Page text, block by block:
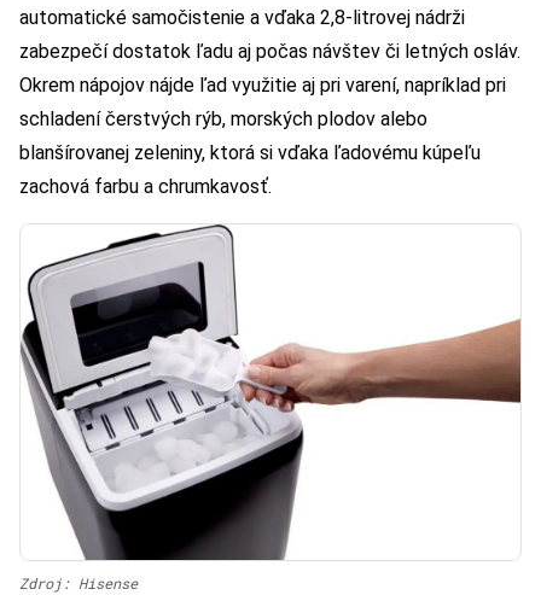
automatické samočistenie a vďaka 2,8-litrovej nádrži
zabezpečí dostatok ľadu aj počas návštev či letných osláv.
Okrem nápojov nájde ľad využitie aj pri varení, napríklad pri
schladení čerstvých rýb, morských plodov alebo
blanšírovanej zeleniny, ktorá si vďaka ľadovému kúpeľu
zachová farbu a chrumkavosť.
Zdroj: Hisense